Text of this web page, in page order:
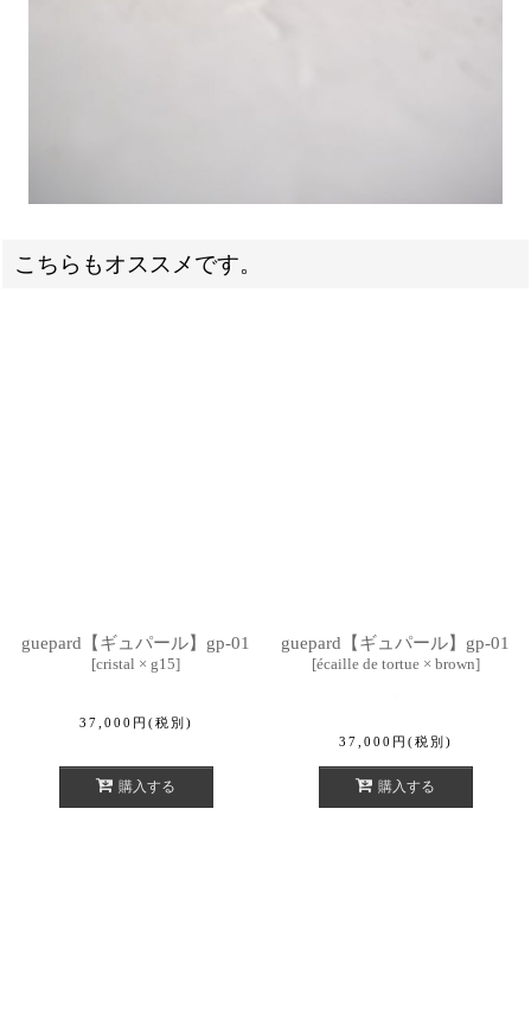
こちらもオススメです。
guepard【ギュパール】gp-01
[cristal × g15]
37,000 円 (税別)
購入する
guepard【ギュパール】gp-01
[écaille de tortue × brown]
37,000 円 (税別)
購入する